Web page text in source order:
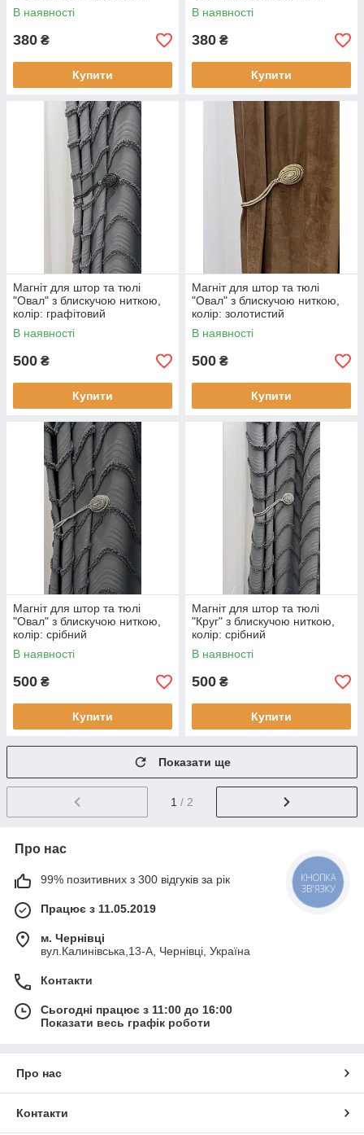
В наявності
380 ₴
Купити
В наявності
380 ₴
Купити
Магніт для штор та тюлі
"Овал" з блискучою ниткою,
колір: графітовий
В наявності
500 ₴
Купити
Магніт для штор та тюлі
"Овал" з блискучою ниткою,
колір: золотистий
В наявності
500 ₴
Купити
Магніт для штор та тюлі
"Овал" з блискучою ниткою,
колір: срібний
В наявності
500 ₴
Купити
Магніт для штор та тюлі
"Круг" з блискучою ниткою,
колір: срібний
В наявності
500 ₴
Купити
Показати ще
1 / 2
Про нас
99% позитивних з 300 відгуків за рік
Працює з 11.05.2019
м. Чернівці
вул.Калинівська,13-А, Чернівці, Україна
Контакти
Сьогодні працює з 11:00 до 16:00
Показати весь графік роботи
Про нас
Контакти
КНОПКА
ЗВ'ЯЗКУ